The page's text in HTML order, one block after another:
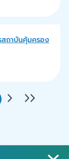
สถาบันคุ้มครอง